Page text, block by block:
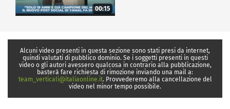
00:15
Alcuni video presenti in questa sezione sono stati presi da internet,
quindi valutati di pubblico dominio. Se i soggetti presenti in questi
video o gli autori avessero qualcosa in contrario alla pubblicazione,
basterà fare richiesta di rimozione inviando una mail a:
team_verticali@italiaonline.it. Provvederemo alla cancellazione del
video nel minor tempo possibile.